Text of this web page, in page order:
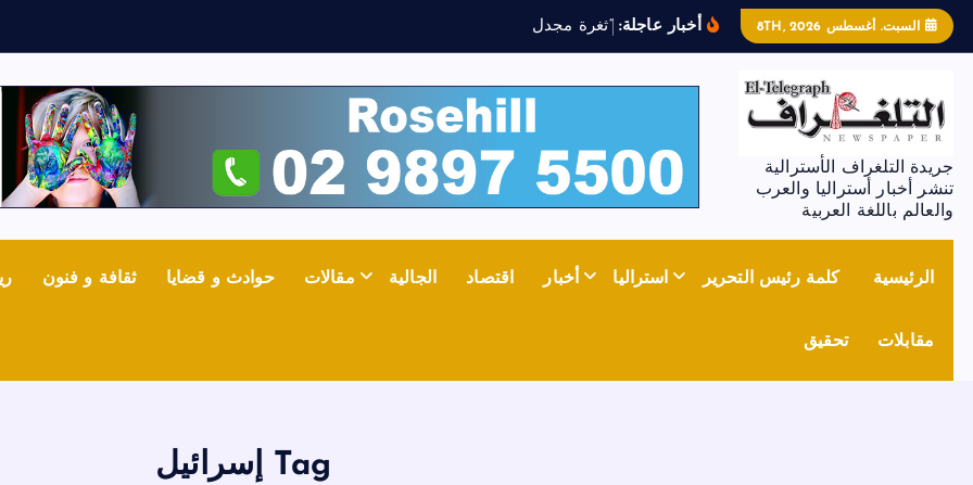
السبت. أغسطس 8TH, 2026 أخبار عاجلة: “ثغر ة مجدل
جريدة التلغراف الأسترالية
تنشر أخبار أستراليا والعرب
والعالم باللغة العربية
الرئيسية كلمة رئيس التحرير استراليا أخبار اقتصاد الجالية مقالات حوادث و قضايا ثقافة و فنون
مقابلات تحقيق
Tag إسرائيل